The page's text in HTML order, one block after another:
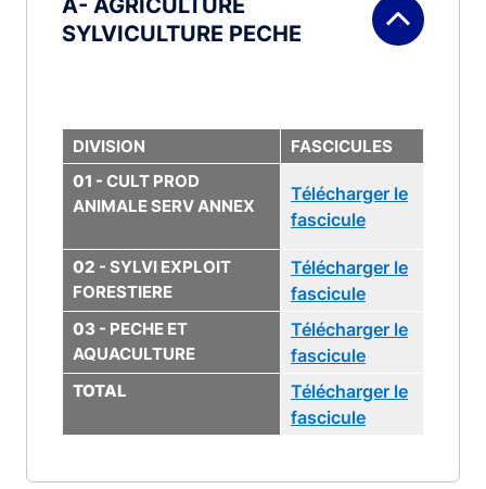
SYLVICULTURE PECHE
DIVISION
FASCICULES
01 - CULT PROD
ANIMALE SERV ANNEX
Télécharger le
fascicule
02 - SYLVI EXPLOIT
FORESTIERE
Télécharger le
fascicule
03 - PECHE ET
AQUACULTURE
Télécharger le
fascicule
TOTAL
Télécharger le
fascicule